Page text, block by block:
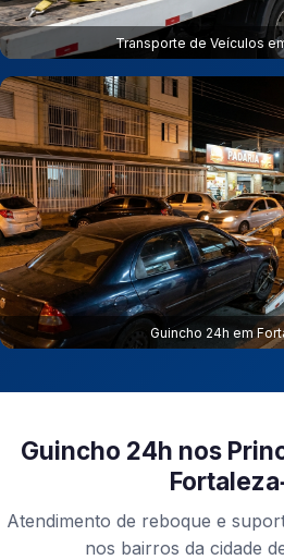
Transporte de Veículos
Guincho 24h em
Guincho 24h nos
Atendimento de reboque e
nos bairros da cidade